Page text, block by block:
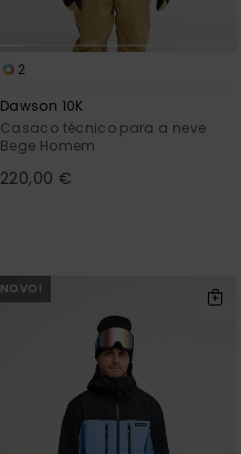
2
Dawson 10K
Casaco técnico para a neve
Bege Homem
220,00 €
NOVO!